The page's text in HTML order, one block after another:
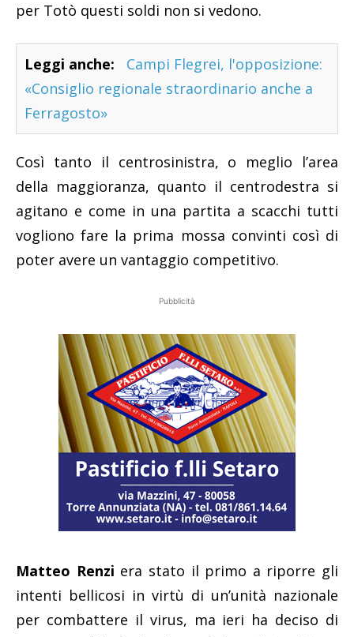
per Totò questi soldi non si vedono.
Leggi anche:
Campi Flegrei, l'opposizione:
«Consiglio regionale straordinario anche a
Ferragosto»
Così tanto il centrosinistra, o meglio l’area
della maggioranza, quanto il centrodestra si
agitano e come in una partita a scacchi tutti
vogliono fare la prima mossa convinti così di
poter avere un vantaggio competitivo.
Pubblicità
Matteo Renzi era stato il primo a riporre gli
intenti bellicosi in virtù di un’unità nazionale
per combattere il virus, ma ieri ha deciso di